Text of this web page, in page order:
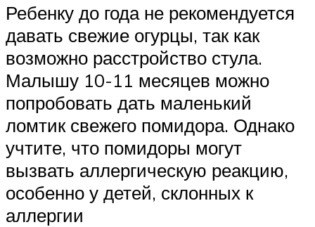
Ребенку до года не рекомендуется
давать свежие огурцы, так как
возможно расстройство стула.
Малышу 10-11 месяцев можно
попробовать дать маленький
ломтик свежего помидора. Однако
учтите, что помидоры могут
вызвать аллергическую реакцию,
особенно у детей, склонных к
аллергии